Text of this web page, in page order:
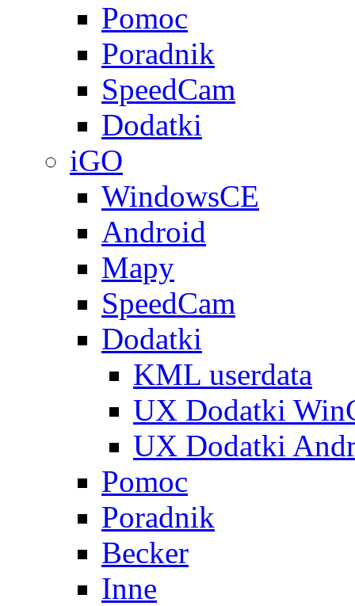
Pomoc
Poradnik
SpeedCam
Dodatki
iGO
WindowsCE
Android
Mapy
SpeedCam
Dodatki
KML userdata
UX Dodatki
UX Dodatki
Pomoc
Poradnik
Becker
Inne